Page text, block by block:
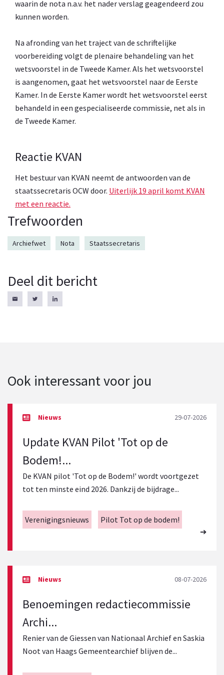
Trefwoorden
Archiefwet Nota Staatssecretaris
Deel dit bericht
waarin de nota n.a.v. het nader verslag geagendeerd zou
kunnen worden.
Na afronding van het traject van de schriftelijke
voorbereiding volgt de plenaire behandeling van het
wetsvoorstel in de Tweede Kamer. Als het wetsvoorstel
is aangenomen, gaat het wetsvoorstel naar de Eerste
Kamer. In de Eerste Kamer wordt het wetsvoorstel eerst
behandeld in een gespecialiseerde commissie, net als in
de Tweede Kamer.
Reactie KVAN
Het bestuur van KVAN neemt de antwoorden van de
staatssecretaris OCW door. Uiterlijk 19 april komt KVAN
met een reactie.
Ook interessant voor jou
29-07-2026
Update KVAN Pilot 'Tot op de
Bodem!...
De KVAN pilot 'Tot op de Bodem!' wordt voortgezet
tot ten minste eind 2026. Dankzij de bijdrage...
Verenigingsnieuws Pilot Tot op de bodem!
08-07-2026
Benoemingen redactiecommissie
Archi...
Renier van de Giessen van Nationaal Archief en Saskia
Noot van Haags Gemeentearchief blijven de...